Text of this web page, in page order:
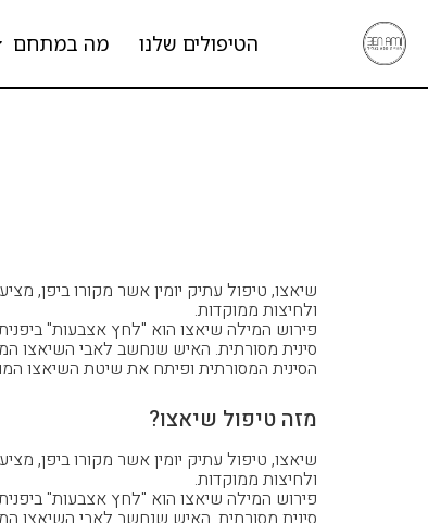
הטיפולים שלנו מה במתחם
שיאצו, טיפול עתיק יומין אשר מקורו ביפן,
ולחיצות ממוקדות.
הסינית המסורתית ופיתח את שיטת השיאצו
מזה טיפול שיאצו?
שיאצו, טיפול עתיק יומין אשר מקורו ביפן,
ולחיצות ממוקדות.